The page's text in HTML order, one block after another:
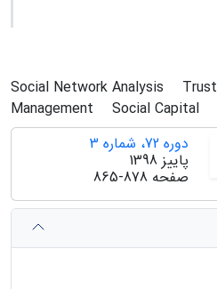
Social Network Analysis Trust
Management
Social Capital
دوره 72، شماره 3
پاییز 1398
صفحه 865-878